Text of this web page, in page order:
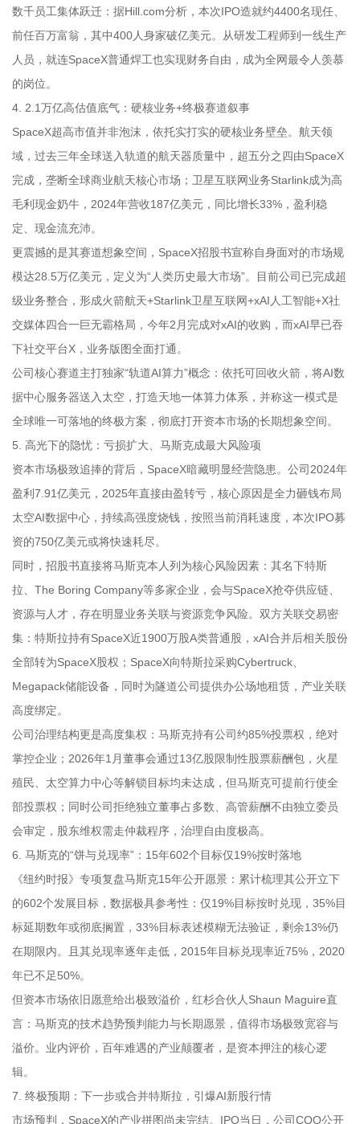
数千员工集体跃迁：据Hill.com分析，本次IPO造就约4400名现任、
前任百万富翁，其中400人身家破亿美元。从研发工程师到一线生产
人员，就连SpaceX普通焊工也实现财务自由，成为全网最令人羡慕
的岗位。
4. 2.1万亿高估值底气：硬核业务+终极赛道叙事
SpaceX超高市值并非泡沫，依托实打实的硬核业务壁垒。航天领
域，过去三年全球送入轨道的航天器质量中，超五分之四由SpaceX
完成，垄断全球商业航天核心市场；卫星互联网业务Starlink成为高
毛利现金奶牛，2024年营收187亿美元，同比增长33%，盈利稳
定、现金流充沛。
更震撼的是其赛道想象空间，SpaceX招股书宣称自身面对的市场规
模达28.5万亿美元，定义为“人类历史最大市场”。目前公司已完成超
级业务整合，形成火箭航天+Starlink卫星互联网+xAI人工智能+X社
交媒体四合一巨无霸格局，今年2月完成对xAI的收购，而xAI早已吞
下社交平台X，业务版图全面打通。
公司核心赛道主打独家“轨道AI算力”概念：依托可回收火箭，将AI数
据中心服务器送入太空，打造天地一体算力体系，并称这一模式是
全球唯一可落地的终极方案，彻底打开资本市场的长期想象空间。
5. 高光下的隐忧：亏损扩大、马斯克成最大风险项
资本市场极致追捧的背后，SpaceX暗藏明显经营隐患。公司2024年
盈利7.91亿美元，2025年直接由盈转亏，核心原因是全力砸钱布局
太空AI数据中心，持续高强度烧钱，按照当前消耗速度，本次IPO募
资的750亿美元或将快速耗尽。
同时，招股书直接将马斯克本人列为核心风险因素：其名下特斯
拉、The Boring Company等多家企业，会与SpaceX抢夺供应链、
资源与人才，存在明显业务关联与资源竞争风险。双方关联交易密
集：特斯拉持有SpaceX近1900万股A类普通股，xAI合并后相关股份
全部转为SpaceX股权；SpaceX向特斯拉采购Cybertruck、
Megapack储能设备，同时为隧道公司提供办公场地租赁，产业关联
高度绑定。
公司治理结构更是高度集权：马斯克持有公司约85%投票权，绝对
掌控企业；2026年1月董事会通过13亿股限制性股票薪酬包，火星
殖民、太空算力中心等解锁目标均未达成，但马斯克可提前行使全
部投票权；同时公司拒绝独立董事占多数、高管薪酬不由独立委员
会审定，股东维权需走仲裁程序，治理自由度极高。
6. 马斯克的“饼与兑现率”：15年602个目标仅19%按时落地
《纽约时报》专项复盘马斯克15年公开愿景：累计梳理其公开立下
的602个发展目标，数据极具参考性：仅19%目标按时兑现，35%目
标延期数年或彻底搁置，33%目标表述模糊无法验证，剩余13%仍
在期限内。且其兑现率逐年走低，2015年目标兑现率近75%，2020
年已不足50%。
但资本市场依旧愿意给出极致溢价，红杉合伙人Shaun Maguire直
言：马斯克的技术趋势预判能力与长期愿景，值得市场极致宽容与
溢价。业内评价，百年难遇的产业颠覆者，是资本押注的核心逻
辑。
7. 终极预期：下一步或合并特斯拉，引爆AI新股行情
市场预判，SpaceX的产业拼图尚未完结。IPO当日，公司COO公开